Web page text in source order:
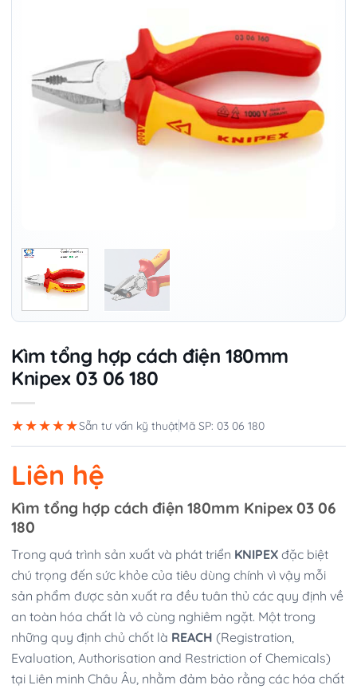
Kìm tổng hợp cách điện 180mm
Knipex 03 06 180
★★★★★Sẵn tư vấn kỹ thuậtMã SP: 03 06 180
Liên hệ
Kìm tổng hợp cách điện 180mm Knipex 03 06
180
Trong quá trình sản xuất và phát triển KNIPEX đặc biệt
chú trọng đến sức khỏe của tiêu dùng chính vì vậy mỗi
sản phẩm được sản xuất ra đều tuân thủ các quy định về
an toàn hóa chất là vô cùng nghiêm ngặt. Một trong
những quy định chủ chốt là REACH (Registration,
Evaluation, Authorisation and Restriction of Chemicals)
tại Liên minh Châu Âu, nhằm đảm bảo rằng các hóa chất